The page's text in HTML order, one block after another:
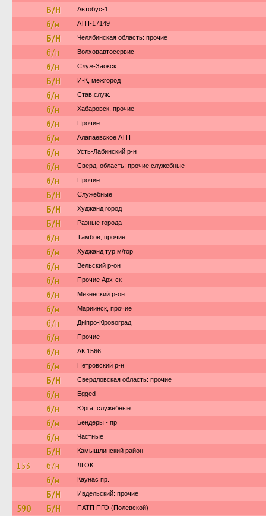
Б/Н
Автобус-1
б/н АТП-17149
Б/Н Челябинская область: прочие
б/н Волховавтосервис
б/н Служ-Заокск
Б/Н И-К, межгород
б/н Став.служ.
б/н Хабаровск, прочие
б/н Прочие
б/н Алапаевское АТП
б/н Усть-Лабинский р-н
б/н Сверд. область: прочие служебные
б/н Прочие
Б/Н Служебные
Б/Н Худжанд город
Б/Н Разные города
б/н Тамбов, прочие
б/н Худжанд тур м/гор
б/н Вельский р-он
б/н Прочие Арх-ск
б/н Мезенский р-он
б/н Мариинск, прочие
б/н Дніпро-Кіровоград
б/н Прочие
б/н АК 1566
б/н Петровский р-н
Б/Н Свердловская область: прочие
б/н Egged
б/н Юрга, служебные
б/н Бендеры - пр
б/н Частные
Б/Н Камышлинский район
153 б/н ЛГОК
б/н Каунас пр.
Б/Н Ивдельский: прочие
590 Б/Н ПАТП ПГО (Полевской)